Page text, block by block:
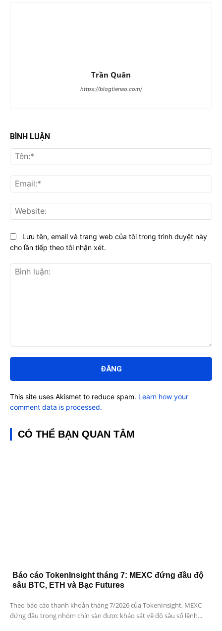
Trần Quân
https://blogtienao.com/
BÌNH LUẬN
luận:
Lưu tên, email và trang web của tôi trong trình duyệt này
cho lần tiếp theo tôi nhận xét.
This site uses Akismet to reduce spam. Learn how your
comment data is processed.
CÓ THỂ BẠN QUAN TÂM
Báo cáo TokenInsight tháng 7: MEXC đứng đầu độ
sâu BTC, ETH và Bạc Futures
Theo báo cáo thanh khoản tháng 7/2026 của TokenInsight, MEXC
đứng đầu trong nhóm chín sàn được khảo sát về độ sâu sổ lệnh...